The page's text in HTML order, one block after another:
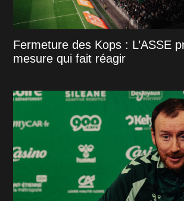
Fermeture des Kops : L’ASSE
mesure qui fait réagir